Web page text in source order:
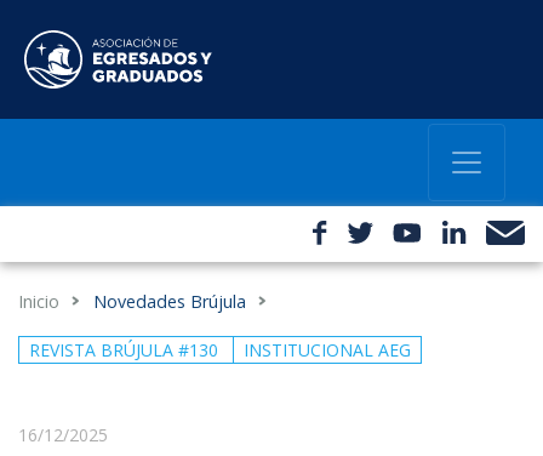
Inicio Novedades Brújula
REVISTA BRÚJULA #130 INSTITUCIONAL AEG
16/12/2025